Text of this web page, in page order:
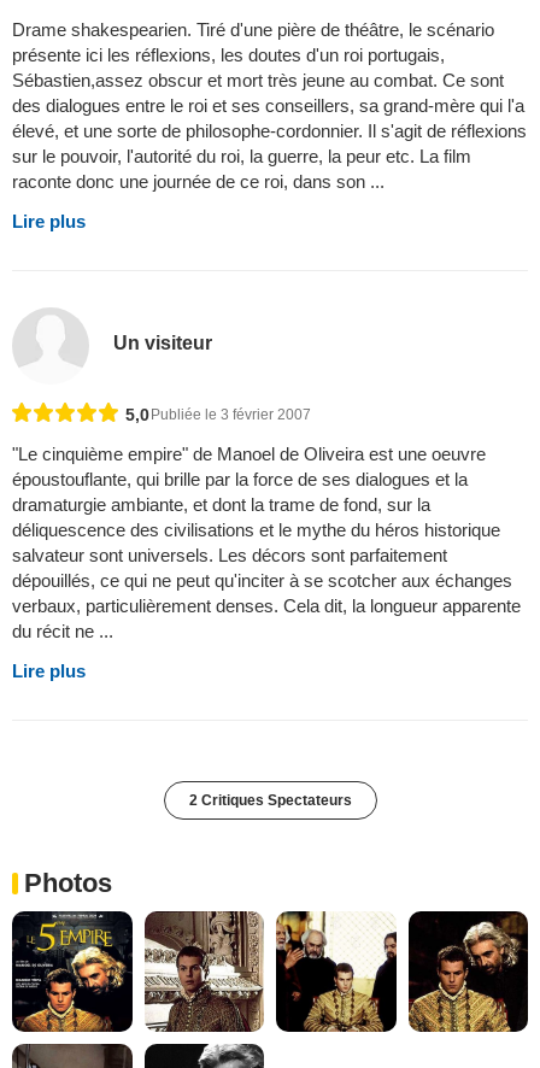
Drame shakespearien. Tiré d'une pière de théâtre, le scénario
présente ici les réflexions, les doutes d'un roi portugais,
Sébastien,assez obscur et mort très jeune au combat. Ce sont
des dialogues entre le roi et ses conseillers, sa grand-mère qui l'a
élevé, et une sorte de philosophe-cordonnier. Il s'agit de réflexions
sur le pouvoir, l'autorité du roi, la guerre, la peur etc. La film
raconte donc une journée de ce roi, dans son ...
Lire plus
Un visiteur
5,0 Publiée le 3 février 2007
"Le cinquième empire" de Manoel de Oliveira est une oeuvre
époustouflante, qui brille par la force de ses dialogues et la
dramaturgie ambiante, et dont la trame de fond, sur la
déliquescence des civilisations et le mythe du héros historique
salvateur sont universels. Les décors sont parfaitement
dépouillés, ce qui ne peut qu'inciter à se scotcher aux échanges
verbaux, particulièrement denses. Cela dit, la longueur apparente
du récit ne ...
Lire plus
2 Critiques Spectateurs
Photos